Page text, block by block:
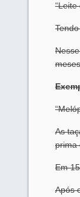
“Leite
As
prima
Em
Após